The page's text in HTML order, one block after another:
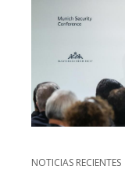
NOTICIAS RECIENTES